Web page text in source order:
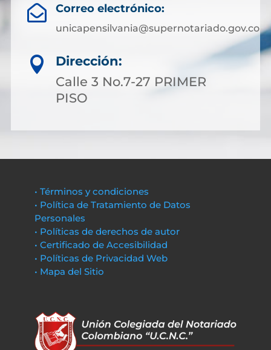
 Correo electrónico:
unicapensilvania@supernotariado.gov.co

Dirección:
Calle 3 No.7-27 PRIMER
PISO
• Términos y condiciones
• Política de Tratamiento de Datos
Personales
• Políticas de derechos de autor
• Certificado de Accesibilidad
• Políticas de Privacidad Web
• Mapa del Sitio